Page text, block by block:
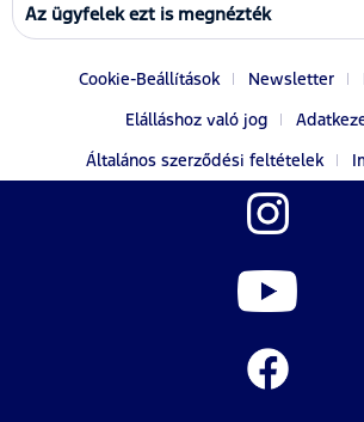
Az ügyfelek ezt is megnézték
Cookie-Beállítások Newsletter
Elálláshoz való jog
Általános szerződési feltételek